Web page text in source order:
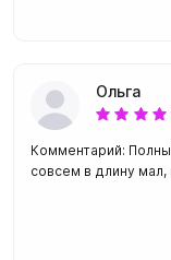
Ольга
Комментарий:
совсем в длину мал,